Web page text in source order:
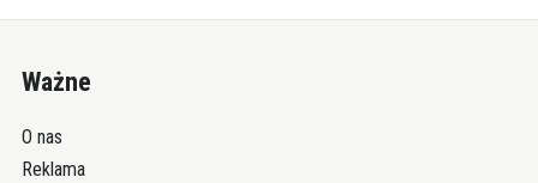
Ważne
O nas
Reklama